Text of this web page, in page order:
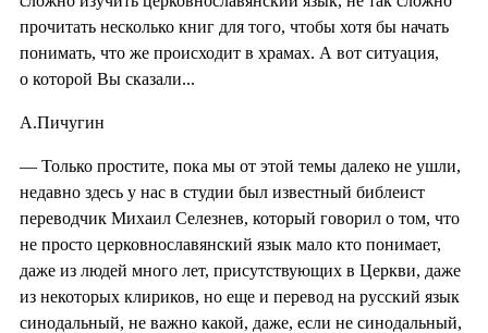
прочитать несколько книг для того, чтобы хотя бы начать
понимать, что же происходит в храмах. А вот ситуация,
о которой Вы сказали...
А.Пичугин
— Только простите, пока мы от этой темы далеко не ушли,
недавно здесь у нас в студии был известный библеист
переводчик Михаил Селезнев, который говорил о том, что
не просто церковнославянский язык мало кто понимает,
даже из людей много лет, присутствующих в Церкви, даже
из некоторых клириков, но еще и перевод на русский язык
синодальный, не важно какой, даже, если не синодальный,